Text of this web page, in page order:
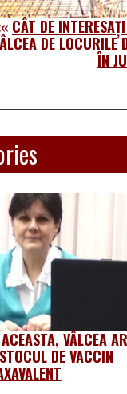
CÂT DE
DE LOCURILE
ÎN
VÂLCEA
DE VACCIN